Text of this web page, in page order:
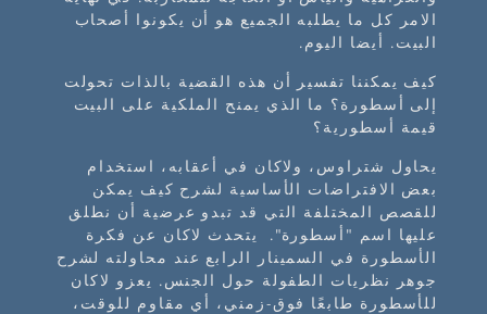
الامر كل ما يطلبه الجميع هو أن يكونوا أصحاب
البيت. أيضا اليوم.
كيف يمكننا تفسير أن هذه القضية بالذات تحولت
إلى أسطورة؟ ما الذي يمنح الملكية على البيت
قيمة أسطورية؟
يحاول شتراوس، ولاكان في أعقابه، استخدام
بعض الافتراضات الأساسية لشرح كيف يمكن
للقصص المختلفة التي قد تبدو عرضية أن نطلق
عليها اسم "أسطورة". يتحدث لاكان عن فكرة
الأسطورة في السمينار الرابع عند محاولته لشرح
جوهر نظريات الطفولة حول الجنس. يعزو لاكان
للأسطورة طابعًا فوق-زمني، أي مقاوم للوقت،